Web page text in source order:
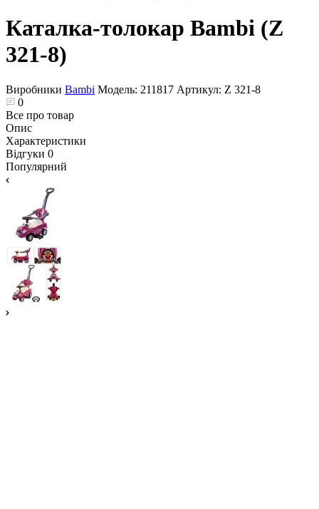
Каталка-толокар Bambi (Z
321-8)
Виробники Bambi Модель: 211817 Артикул: Z 321-8
0
Все про товар
Опис
Характеристики
Відгуки 0
Популярний